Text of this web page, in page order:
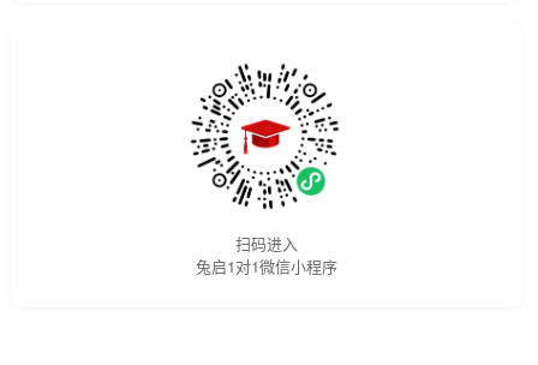
扫码进入
兔启1对1微信小程序